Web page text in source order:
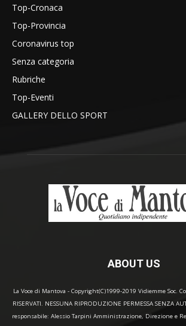
Top-Cronaca
Top-Provincia
Coronavirus top
Senza categoria
Rubriche
Top-Eventi
GALLERY DELLO SPORT
ABOUT US
La Voce di Mantova - Copyright(C)1999-2019 Vidiemme Soc.
RISERVATI. NESSUNA RIPRODUZIONE PERMESSA SENZA
responsabile: Alessio Tarpini Amministrazione, Direzione e